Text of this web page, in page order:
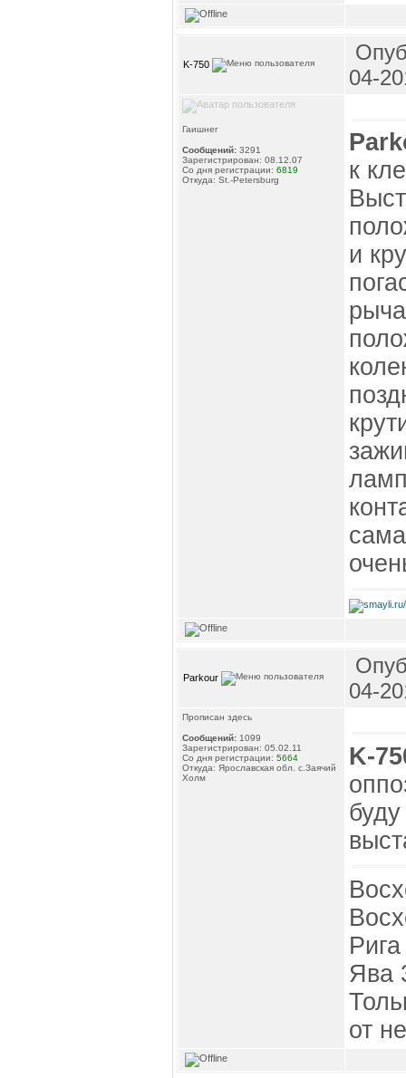
K-750
04-
Гаишнег
Сообщений: 3291
Зарегистрирован: 08.12.07
Со дня регистрации: 6819
Откуда: St.-Petersburg
к
и
Parkour
04-
Прописан здесь
Сообщений: 1099
Зарегистрирован: 05.02.11
Со дня регистрации: 5664
Откуда: Ярославская обл. с.Заячий
Холм
K-
Рига
Ява
от